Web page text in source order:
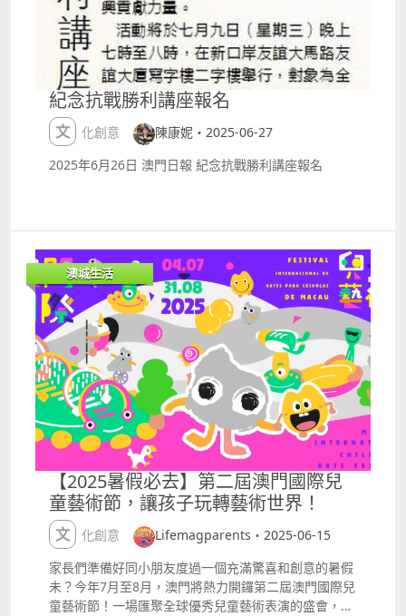
列，思考消費的價值，斷捨離這顆種子將在澳繼續茁壯
成長，為更多人帶來更輕盈、更有意義的生活。
重盛宴。日期：7月1213日、1920日、2527日地點：
新濠影滙綜藝館詳情：
httpswww.studiocitymacau.comtcoffermelcostyler
esidencyconcertaaronkwok IRENEamp;SEULGI
Concert Tour BALANCE in MACAU 韓國人氣組合Red
Velvet小分隊IRENEamp;SEULGI亞洲巡演首站，精彩
表演不容錯過。日期：7月12日地點：倫敦人綜藝館詳
情：
httpshk.londonermacao.commacaueventsshowsir
mentbyejackistouring2025 BBC《七個世界 一個星
球》音樂會 澳洲指揮施嘉蜜率領澳門樂團現場演奏BBC
自然紀錄片配樂，配合旁白帶你遨遊地球七大洲的自然
奇觀。日期：7月12日地點：澳門百老匯mdash;百老匯
舞台詳情：
httpswww.macauticket.comTicketWeb2023progra
mmeP055060 《迪士尼魔法盒子》音樂劇 金沙中國表
演藝術計劃呈獻，適合全家大小的迪士尼音樂劇，童話
魔法世界現場體驗。日期：7月1213日、1820日地點：
威尼斯人劇場詳情：
httpswww.macauticket.comTicketWeb2023progra
mmeP055472ticketSection=20250712 TIFFANY
YOUNG 2025 FANCONCERT TOUR Here for You in
MACAO 時隔6年，再度展開巡迴演出將首次在澳門舉
行單獨演唱會。強勁的唱功和精彩的舞台表演，並透過
與粉絲互動環節實現粉絲願望，令期待已久的粉絲們興
奮不已。日期：7月12日 地點：倫敦人劇場詳情：
httpshk.londonermacao.commacaueventsshowsti
ffanyyoung2025.html 澳門青年交響樂團28週年會慶
紀念抗戰勝利講座報名
文化創意
陳康妮・2025-06-27
2025年6月26日 澳門日報 紀念抗戰勝利講座報名
澳城生活
【2025暑假必去】第二屆澳門國際兒
童藝術節，讓孩子玩轉藝術世界！
文化創意
Lifemagparents・2025-06-15
家長們準備好同小朋友度過一個充滿驚喜和創意的暑假
未？今年7月至8月，澳門將熱力開鑼第二屆澳門國際兒
童藝術節！一場匯聚全球優秀兒童藝術表演的盛會，讓